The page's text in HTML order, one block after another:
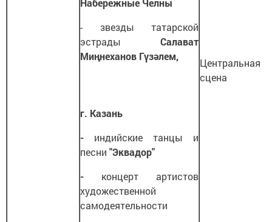
Набережные Челны
- звезды татарской
эстрады Салават
Миңнеханов Гүзәлем,
г. Казань
- индийские танцы и
песни "Эквадор"
- концерт артистов
художественной
самодеятельности
Центральная
сцена